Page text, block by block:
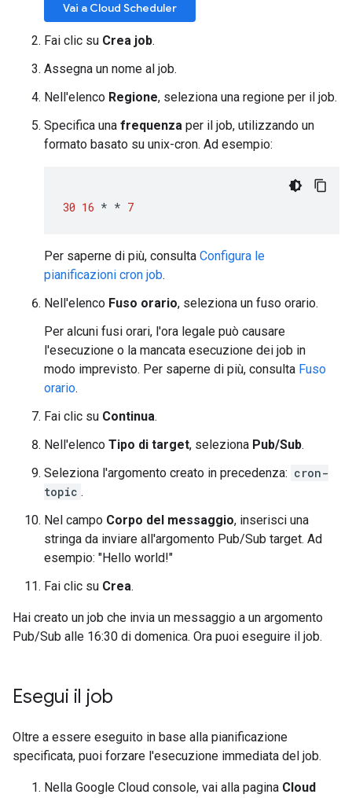
Vai a Cloud Scheduler
Fai clic su Crea job.
Assegna un nome al job.
Nell'elenco Regione, seleziona una regione per il job.
Specifica una frequenza per il job, utilizzando un
formato basato su unix-cron. Ad esempio:
30 16 * * 7
Per saperne di più, consulta Configura le
pianificazioni cron job.
Nell'elenco Fuso orario, seleziona un fuso orario.
Per alcuni fusi orari, l'ora legale può causare
l'esecuzione o la mancata esecuzione dei job in
modo imprevisto. Per saperne di più, consulta Fuso
orario.
Fai clic su Continua.
Nell'elenco Tipo di target, seleziona Pub/Sub.
Seleziona l'argomento creato in precedenza: cron-
topic .
Nel campo Corpo del messaggio, inserisci una
stringa da inviare all'argomento Pub/Sub target. Ad
esempio: "Hello world!"
Fai clic su Crea.
Hai creato un job che invia un messaggio a un argomento
Pub/Sub alle 16:30 di domenica. Ora puoi eseguire il job.
Esegui il job
Oltre a essere eseguito in base alla pianificazione
specificata, puoi forzare l'esecuzione immediata del job.
Nella Google Cloud console, vai alla pagina Cloud